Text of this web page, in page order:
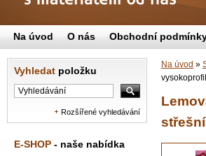
Vyhledat položku
Rozšířené vyhledávání
E-SHOP - naše nabídka
Na úvod »
Na úvod O nás Obchodní